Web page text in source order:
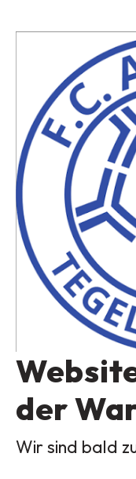
der
Wir sind bald